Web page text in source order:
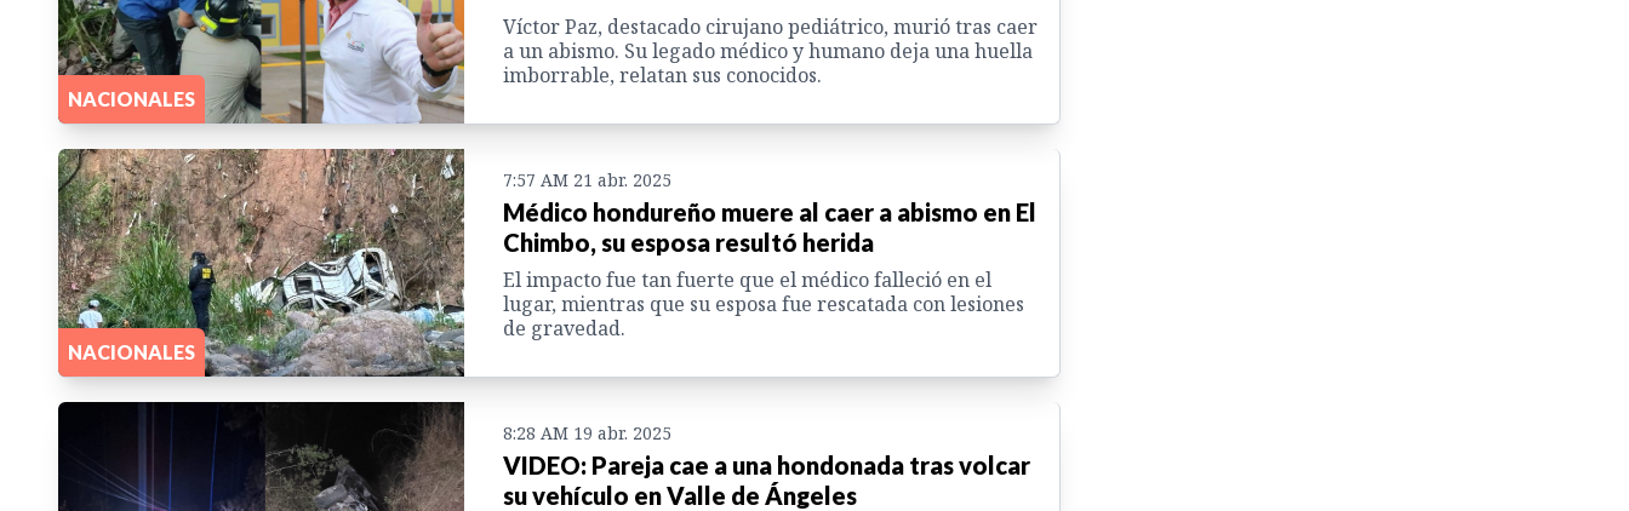
NACIONALES
Víctor Paz, destacado cirujano pediátrico, murió tras caer
a un abismo. Su legado médico y humano deja una huella
imborrable, relatan sus conocidos.
NACIONALES
7:57 AM 21 abr. 2025
Médico hondureño muere al caer a abismo en El
Chimbo, su esposa resultó herida
El impacto fue tan fuerte que el médico falleció en el
lugar, mientras que su esposa fue rescatada con lesiones
de gravedad.
8:28 AM 19 abr. 2025
VIDEO: Pareja cae a una hondonada tras volcar
su vehículo en Valle de Ángeles